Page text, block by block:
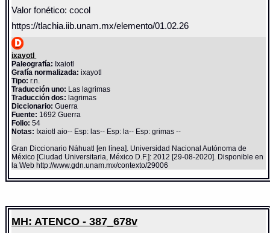
Valor fonético: cocol
https://tlachia.iib.unam.mx/elemento/01.02.26
ixayotl
Paleografía: Ixaiotl
Grafía normalizada: ixayotl
Tipo: r.n.
Traducción uno: Las lagrimas
Traducción dos: lagrimas
Diccionario:Guerra
Fuente: 1692 Guerra
Folio: 54
Notas: Ixaiotl aio-- Esp: las-- Esp: la-- Esp: grimas --
Gran Diccionario Náhuatl [en línea]. Universidad Nacional Autónoma de
México [Ciudad Universitaria, México D.F.]: 2012 [29-08-2020]. Disponible en
la Web http://www.gdn.unam.mx/contexto/29006
MH: ATENCO - 387_678v